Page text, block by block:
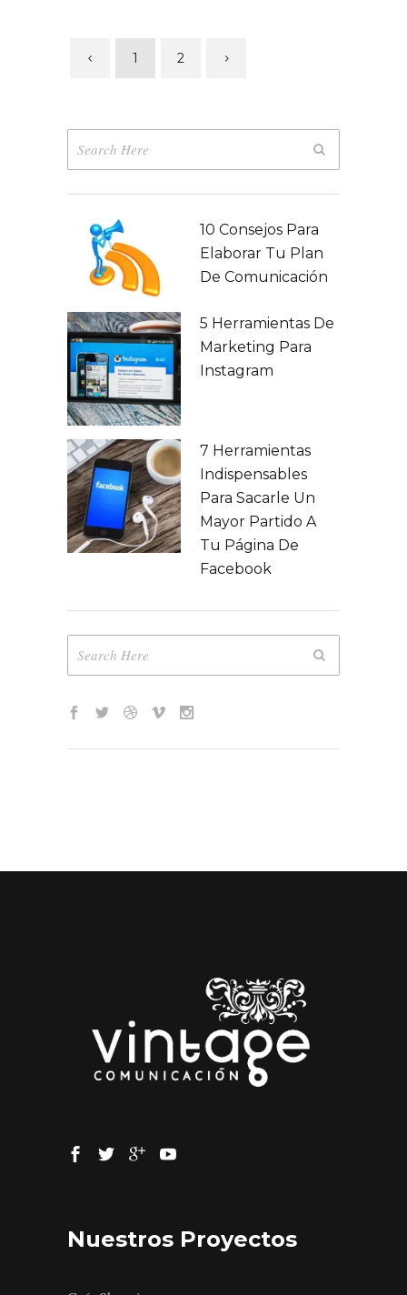
1 2
10 Consejos Para
Elaborar Tu Plan
De Comunicación
5 Herramientas De
Marketing Para
Instagram
7 Herramientas
Indispensables
Para Sacarle Un
Mayor Partido A
Tu Página De
Facebook
Nuestros Proyectos